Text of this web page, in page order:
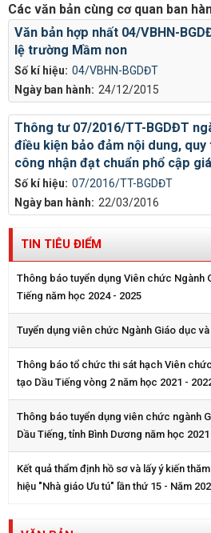
Các văn bản cùng cơ quan ban
Số kí hiệu: 04/VBHN-BGDĐT
Ngày ban hành: 24/12/2015
Văn bản hợp nhất 04/VBHN-
lệ trường Mầm non
Số kí hiệu: 07/2016/TT-BGDĐT
Ngày ban hành: 22/03/2016
Thông tư 07/2016/TT-BGDĐT
điều kiện bảo đảm nội dung,
công nhận đạt chuẩn phổ cập
TIN TIÊU ĐIỂM
Thông báo tuyển dụng Viên chức Ngành
Tiếng năm học 2024 - 2025
Tuyển dụng viên chức Ngành Giáo dục
Thông báo tổ chức thi sát hạch Viên
tạo Dầu Tiếng vòng 2 năm học 2021 -
Thông báo tuyển dụng viên chức ngành
Dầu Tiếng, tỉnh Bình Dương năm học
Kết quả thẩm định hồ sơ và lấy ý kiến
hiệu "Nhà giáo Ưu tú" lần thứ 15 - Năm